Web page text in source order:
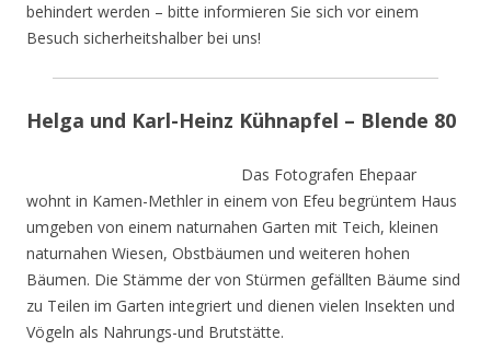
behindert werden – bitte informieren Sie sich vor einem
Besuch sicherheitshalber bei uns!
Helga und Karl-Heinz Kühnapfel – Blende 80
Das Fotografen Ehepaar
wohnt in Kamen-Methler in einem von Efeu begrüntem Haus
umgeben von einem naturnahen Garten mit Teich, kleinen
naturnahen Wiesen, Obstbäumen und weiteren hohen
Bäumen. Die Stämme der von Stürmen gefällten Bäume sind
zu Teilen im Garten integriert und dienen vielen Insekten und
Vögeln als Nahrungs-und Brutstätte.